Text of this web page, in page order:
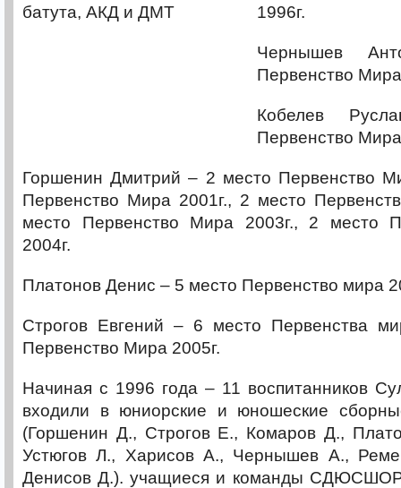
1996г.
Чернышев
Первенство
Кобелев
Первенство
Горшенин Дмитрий – 2 место Первенство
Первенство Мира 2001г., 2 место
место Первенство Мира 2003г., 2 место
2004г.
Платонов Денис – 5 место Первенство мира
Строгов Евгений – 6 место Первенства
Первенство Мира 2005г.
Начиная с 1996 года – 11 воспитанников
входили в юниорские и юношеские
(Горшенин Д., Строгов Е., Комаров Д.,
Устюгов Л., Харисов А., Чернышев А.,
Денисов Д.). учащиеся и команды